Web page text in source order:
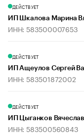
ДЕЙСТВУЕТ
ИП Шкалова Марина
ИНН: 583500007653
ДЕЙСТВУЕТ
ИП Ащеулов Сергей
ИНН: 583501872002
ДЕЙСТВУЕТ
ИП Цыганков
ИНН: 583500560843